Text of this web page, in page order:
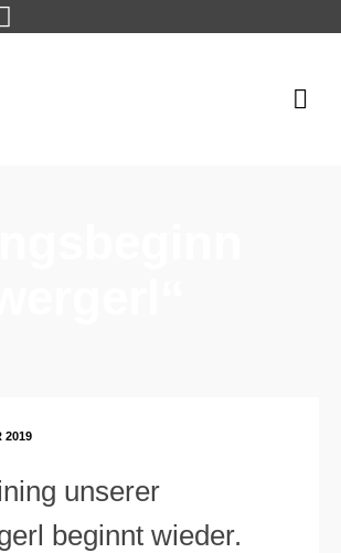
2019
unserer
beginnt wieder.